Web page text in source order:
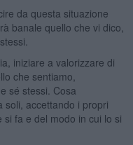
da questa situazione
banale quello che vi dico,
iniziare a valorizzare di
che sentiamo,
sé stessi. Cosa
soli, accettando i propri
fa e del modo in cui lo si